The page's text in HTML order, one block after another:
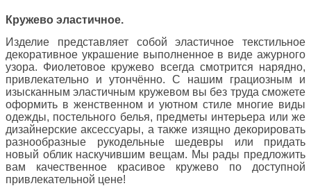
Кружево эластичное.
Изделие представляет собой эластичное текстильное
декоративное украшение выполненное в виде ажурного
узора. Фиолетовое кружево всегда смотрится нарядно,
привлекательно и утончённо. С нашим грациозным и
изысканным эластичным кружевом вы без труда сможете
оформить в женственном и уютном стиле многие виды
одежды, постельного белья, предметы интерьера или же
дизайнерские аксессуары, а также изящно декорировать
разнообразные рукодельные шедевры или придать
новый облик наскучившим вещам. Мы рады предложить
вам качественное красивое кружево по доступной
привлекательной цене!